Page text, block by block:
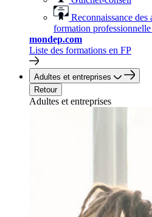
Reconnaissance des
formation
mondep.com
Liste des formations en FP
Adultes et entreprises
Retour
Adultes et entreprises